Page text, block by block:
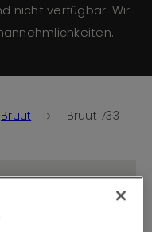
nicht verfügbar. Wir
Bruut Bruut 733